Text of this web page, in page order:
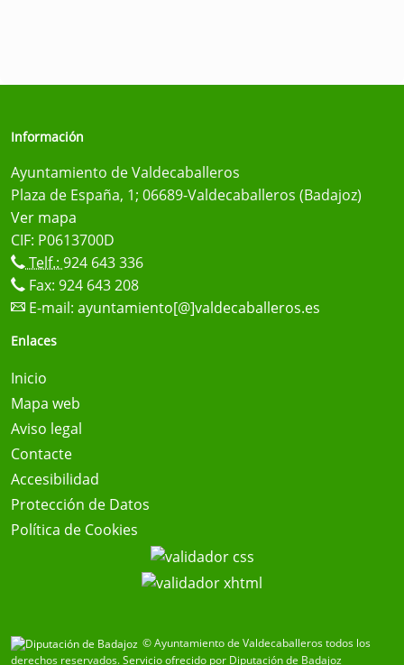
Información
Ayuntamiento de Valdecaballeros
Plaza de España, 1; 06689-Valdecaballeros (Badajoz)
Ver mapa
CIF: P0613700D
Telf.: 924 643 336
Fax: 924 643 208
E-mail: ayuntamiento[@]valdecaballeros.es
Enlaces
Inicio
Mapa web
Aviso legal
Contacte
Accesibilidad
Protección de Datos
Política de Cookies
© Ayuntamiento de Valdecaballeros todos los
derechos reservados.Servicio ofrecido por Diputación de Badajoz